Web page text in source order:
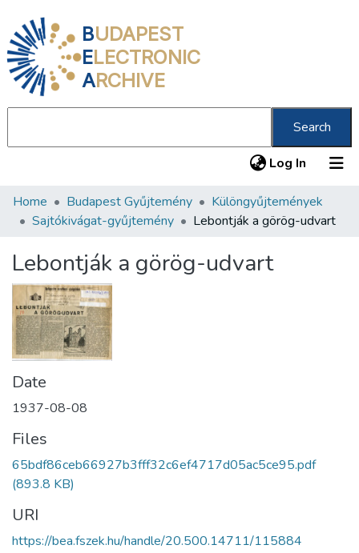
BUDAPEST
ELECTRONIC
ARCHIVE
Search
Log In (current)
Communities & Collections
Statistics
About us
Home Budapest Gyűjtemény
Különgyűjtemények
Sajtókivágat-gyűjtemény
Lebontják a görög-udvart
Lebontják a görög-udvart
Date
1937-08-08
Files
65bdf86ceb66927b3fff32c6ef4717d05ac5ce95.pdf
(893.8 KB)
URI
https://bea.fszek.hu/handle/20.500.14711/115884